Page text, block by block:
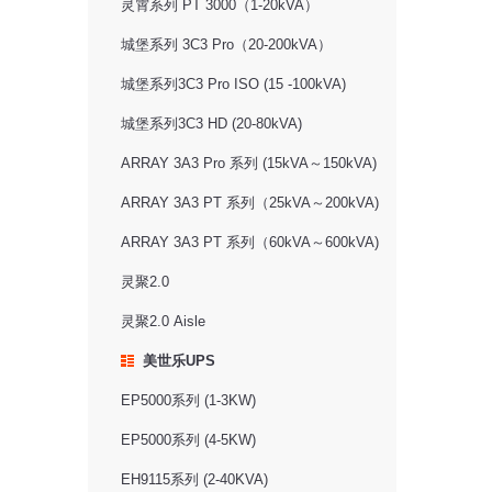
灵霄系列 PT 3000（1-20kVA）
城堡系列 3C3 Pro（20-200kVA）
城堡系列3C3 Pro ISO (15 -100kVA)
城堡系列3C3 HD (20-80kVA)
ARRAY 3A3 Pro 系列 (15kVA～150kVA)
ARRAY 3A3 PT 系列（25kVA～200kVA)
ARRAY 3A3 PT 系列（60kVA～600kVA)
灵聚2.0
灵聚2.0 Aisle
美世乐UPS
EP5000系列 (1-3KW)
EP5000系列 (4-5KW)
EH9115系列 (2-40KVA)